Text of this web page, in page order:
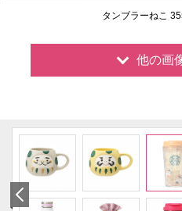
タンブラーねこ
他の画